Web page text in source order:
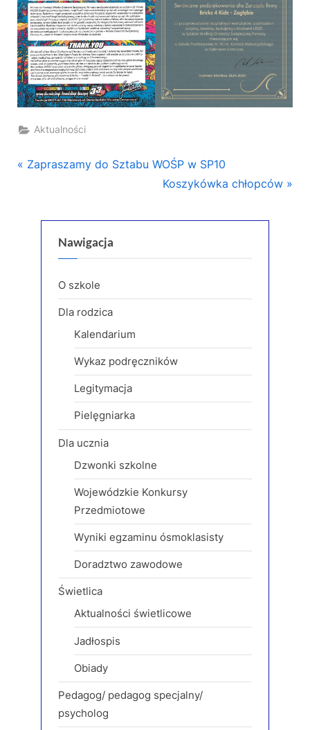
Aktualności
Nawigacja
P
Zapraszamy do Sztabu WOŚP w SP10
N
x
s
Koszykówka chłopców
Nawigacja
O szkole
Dla rodzica
Kalendarium
Wykaz podręczników
Legitymacja
Pielęgniarka
Dla ucznia
Dzwonki szkolne
Wojewódzkie Konkursy
Przedmiotowe
Wyniki egzaminu ósmoklasisty
Doradztwo zawodowe
Świetlica
Aktualności świetlicowe
Jadłospis
Obiady
Pedagog/ pedagog specjalny/
psycholog